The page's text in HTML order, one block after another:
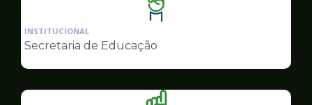
Ilustração
da
pagina
Educação
INSTITUCIONAL
Secretaria de Educação